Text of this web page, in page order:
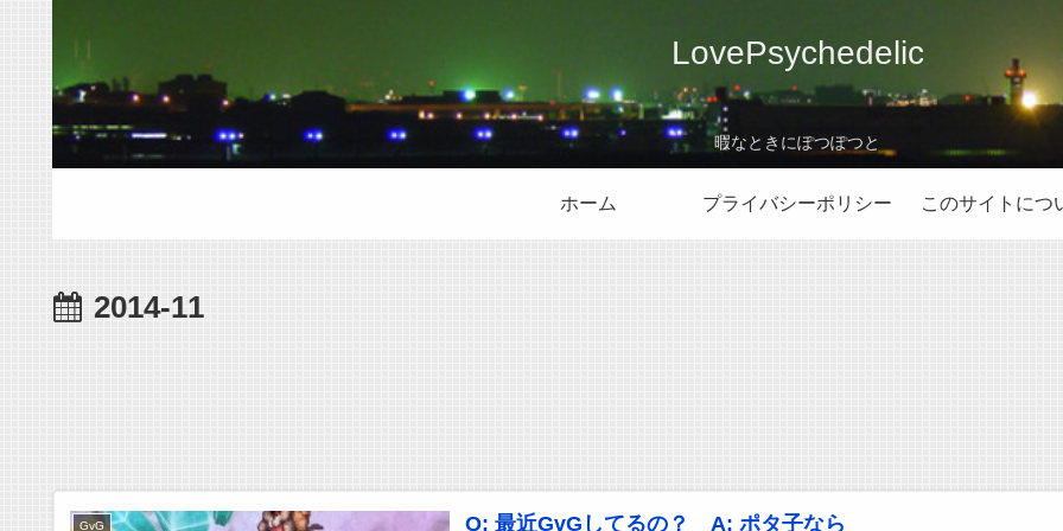
LovePsychedelic
暇なときにぽつぽつと
ホーム プライバシーポリシー このサイトにつ
2014-11
GvG Q: 最近GvGしてるの？ A: ポタ子なら